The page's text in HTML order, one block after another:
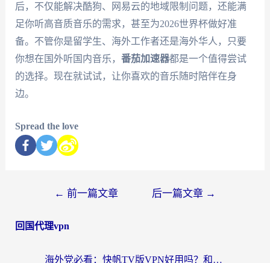
后，不仅能解决酷狗、网易云的地域限制问题，还能满
足你听高音质音乐的需求，甚至为2026世界杯做好准
备。不管你是留学生、海外工作者还是海外华人，只要
你想在国外听国内音乐， 番茄加速器都是一个值得尝试
的选择。现在就试试，让你喜欢的音乐随时陪伴在身
边。
Spread the love
← 前一篇文章 后一篇文章 →
回国代理vpn
海外党必看：快帆TV版VPN好用吗？和快游VPN对比哪个回国效果更好？附实用避坑指南